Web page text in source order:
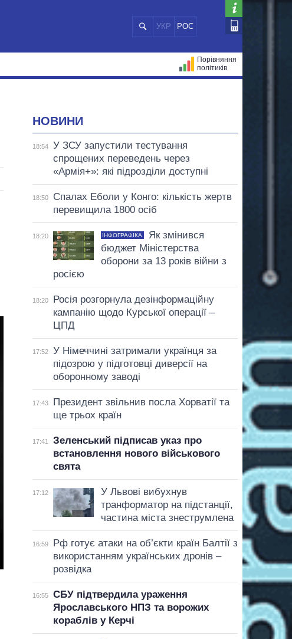
УКР РОС
Порівняння
політиків
НОВИНИ
18:54
У ЗСУ запустили тестування
спрощених переведень через
«Армія+»: які підрозділи доступні
18:50
Спалах Еболи у Конго: кількість жертв
перевищила 1800 осіб
18:20 ІНФОГРАФІКА
Як змінився
бюджет Міністерства
оборони за 13 років війни з
росією
18:20
Росія розгорнула дезінформаційну
кампанію щодо Курської операції –
ЦПД
17:52
У Німеччині затримали українця за
підозрою у підготовці диверсії на
оборонному заводі
17:43
Президент звільнив посла Хорватії та
ще трьох країн
17:41
Зеленський підписав указ про
встановлення нового військового
свята
17:12
У Львові вибухнув
транформатор на підстанції,
частина міста знеструмлена
16:59
Рф готує атаки на об’єкти країн Балтії з
використанням українських дронів –
розвідка
16:55
СБУ підтвердила ураження
Ярославського НПЗ та ворожих
кораблів у Керчі